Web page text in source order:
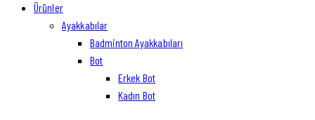
Ürünler
Ayakkabılar
Badminton Ayakkabıları
Bot
Erkek Bot
Kadın Bot